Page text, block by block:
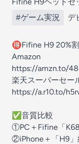
#ゲーム実況
デ
🉐Fifine H9 20%
Amazon
https://amzn.to/
楽天スーパーセー
https://a.r10.to/
✅音質比較
①PC＋Fifine「
②iPhone＋「H9